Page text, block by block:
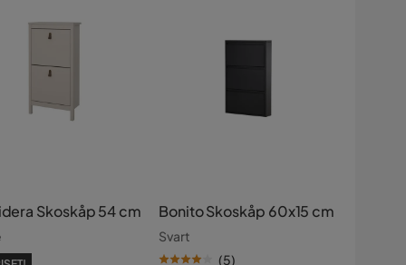
Skoskåp 54 cm Bonito Skoskåp 60x15 cm
Svart
(5)